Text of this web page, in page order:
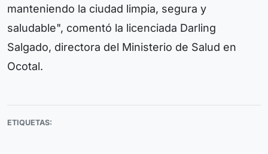
manteniendo la ciudad limpia, segura y
saludable", comentó la licenciada Darling
Salgado, directora del Ministerio de Salud en
Ocotal.
ETIQUETAS: